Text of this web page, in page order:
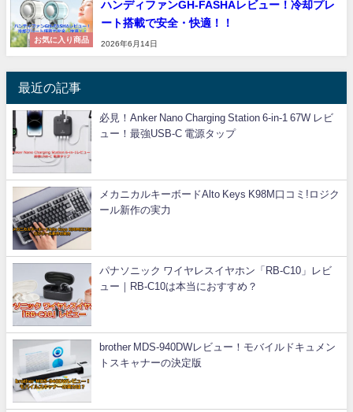
お気に入り商品
ハンディファンGH-FASHAレビュー！冷却プレ
ート搭載で安全・快適！！
2026年6月14日
最近の記事
必見！Anker Nano Charging Station 6-in-1 67W レビ
ュー！最強USB-C 電源タップ
メカニカルキーボードAlto Keys K98M口コミ!ロジク
ール新作の実力
パナソニック ワイヤレスイヤホン「RB-C10」レビ
ュー｜RB-C10は本当におすすめ？
brother MDS-940DWレビュー！モバイルドキュメン
トスキャナーの決定版